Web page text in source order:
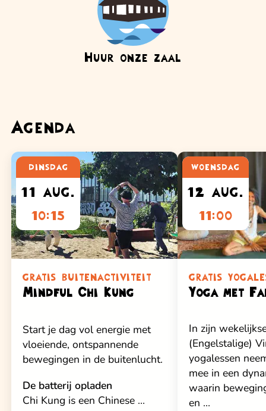
Huur onze zaal
Agenda
dinsdag
11 aug.
10:15
gratis buitenactiviteit
Mindful Chi Kung
Start je dag vol energie met
vloeiende, ontspannende
bewegingen in de buitenlucht.
De batterij opladen
Chi Kung is een Chinese …
woensdag
12 aug.
11:00
gratis
Yoga met
In zijn
(Engelstalige)
yogalessen
mee in een
waarin
en …